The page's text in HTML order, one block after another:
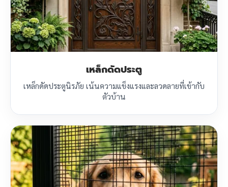
เหล็กดัดประตู
เหล็กดัดประตูนิรภัย เน้นความแข็งแรงและลวดลายที่เข้ากับ
ตัวบ้าน